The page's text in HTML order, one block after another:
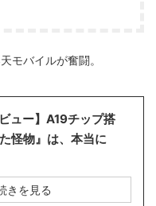
モバイルが奮闘。
ュー】A19チップ搭
怪物』は、本当に
きを見る